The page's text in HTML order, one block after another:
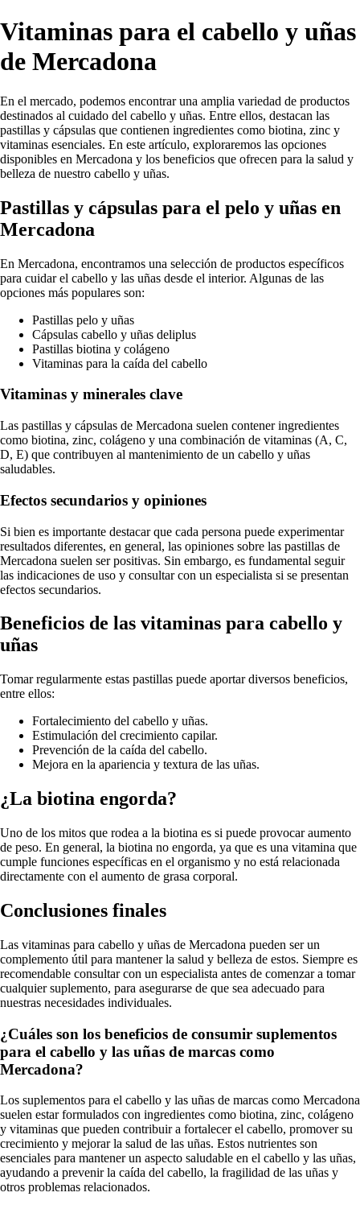
Vitaminas para el cabello y uñas
de Mercadona
En el mercado, podemos encontrar una amplia variedad de productos
destinados al cuidado del cabello y uñas. Entre ellos, destacan las
pastillas y cápsulas que contienen ingredientes como biotina, zinc y
vitaminas esenciales. En este artículo, exploraremos las opciones
disponibles en Mercadona y los beneficios que ofrecen para la salud y
belleza de nuestro cabello y uñas.
Pastillas y cápsulas para el pelo y uñas en
Mercadona
En Mercadona, encontramos una selección de productos específicos
para cuidar el cabello y las uñas desde el interior. Algunas de las
opciones más populares son:
Pastillas pelo y uñas
Cápsulas cabello y uñas deliplus
Pastillas biotina y colágeno
Vitaminas para la caída del cabello
Vitaminas y minerales clave
Las pastillas y cápsulas de Mercadona suelen contener ingredientes
como biotina, zinc, colágeno y una combinación de vitaminas (A, C,
D, E) que contribuyen al mantenimiento de un cabello y uñas
saludables.
Efectos secundarios y opiniones
Si bien es importante destacar que cada persona puede experimentar
resultados diferentes, en general, las opiniones sobre las pastillas de
Mercadona suelen ser positivas. Sin embargo, es fundamental seguir
las indicaciones de uso y consultar con un especialista si se presentan
efectos secundarios.
Beneficios de las vitaminas para cabello y
uñas
Tomar regularmente estas pastillas puede aportar diversos beneficios,
entre ellos:
Fortalecimiento del cabello y uñas.
Estimulación del crecimiento capilar.
Prevención de la caída del cabello.
Mejora en la apariencia y textura de las uñas.
¿La biotina engorda?
Uno de los mitos que rodea a la biotina es si puede provocar aumento
de peso. En general, la biotina no engorda, ya que es una vitamina que
cumple funciones específicas en el organismo y no está relacionada
directamente con el aumento de grasa corporal.
Conclusiones finales
Las vitaminas para cabello y uñas de Mercadona pueden ser un
complemento útil para mantener la salud y belleza de estos. Siempre es
recomendable consultar con un especialista antes de comenzar a tomar
cualquier suplemento, para asegurarse de que sea adecuado para
nuestras necesidades individuales.
¿Cuáles son los beneficios de consumir suplementos
para el cabello y las uñas de marcas como
Mercadona?
Los suplementos para el cabello y las uñas de marcas como Mercadona
suelen estar formulados con ingredientes como biotina, zinc, colágeno
y vitaminas que pueden contribuir a fortalecer el cabello, promover su
crecimiento y mejorar la salud de las uñas. Estos nutrientes son
esenciales para mantener un aspecto saludable en el cabello y las uñas,
ayudando a prevenir la caída del cabello, la fragilidad de las uñas y
otros problemas relacionados.